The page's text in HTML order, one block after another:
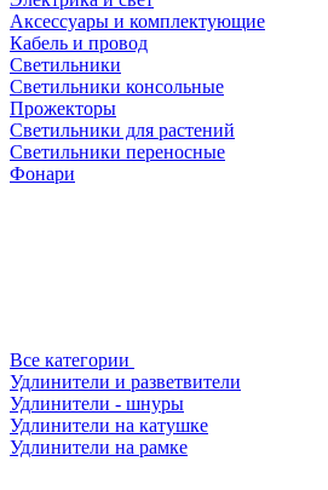
Аксессуары и комплектующие
Кабель и провод
Светильники
Светильники консольные
Прожекторы
Светильники для растений
Светильники переносные
Фонари
Все категории
Удлинители и разветвители
Удлинители - шнуры
Удлинители на катушке
Удлинители на рамке